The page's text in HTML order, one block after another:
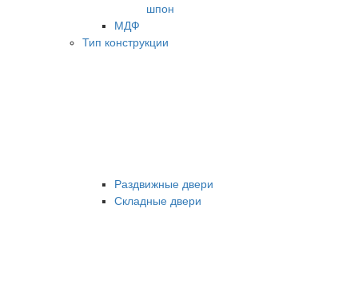
шпон
МДФ
Тип конструкции
Раздвижные двери
Складные двери